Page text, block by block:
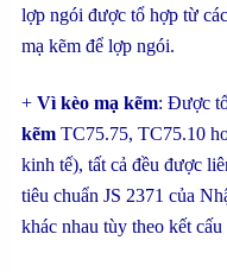
lợp ngói được tổ hợp từ
mạ kẽm để lợp ngói.
+ Vì kèo mạ kẽm: Được
kẽm TC75.75, TC75.10
kinh tế), tất cả đều được
tiêu chuẩn JS 2371 của
khác nhau tùy theo kết